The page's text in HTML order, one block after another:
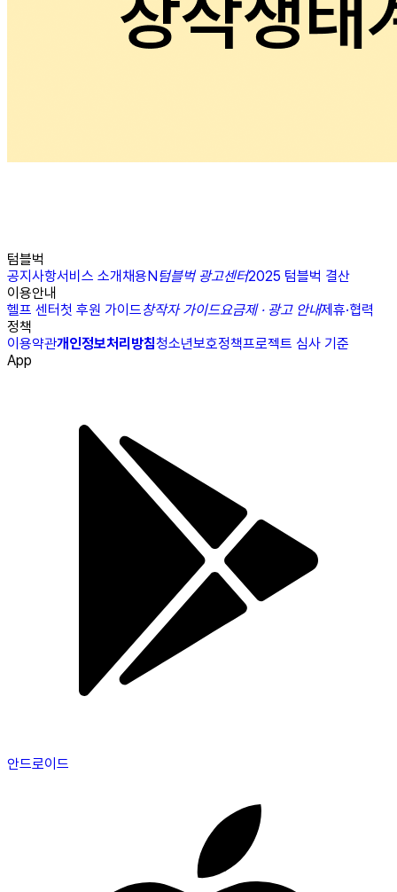
텀블벅
공지사항서비스 소개채용N텀블벅 광고센터2025 텀블벅 결산
이용안내
헬프 센터첫 후원 가이드창작자 가이드요금제 · 광고 안내제휴·협력
정책
이용약관개인정보처리방침청소년보호정책프로젝트 심사 기준
App
안드로이드